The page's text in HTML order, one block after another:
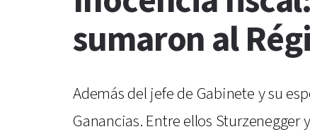
sumaron al
Además del jefe de Gabinete y su
Ganancias. Entre ellos Sturzenegger